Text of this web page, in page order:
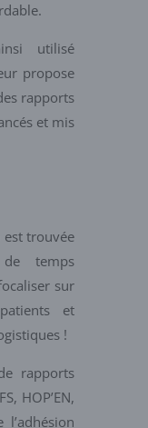
utilisé
propose
rapports
et mis
est trouvée
temps
sur
et
!
rapports
HOP’EN,
l’adhésion